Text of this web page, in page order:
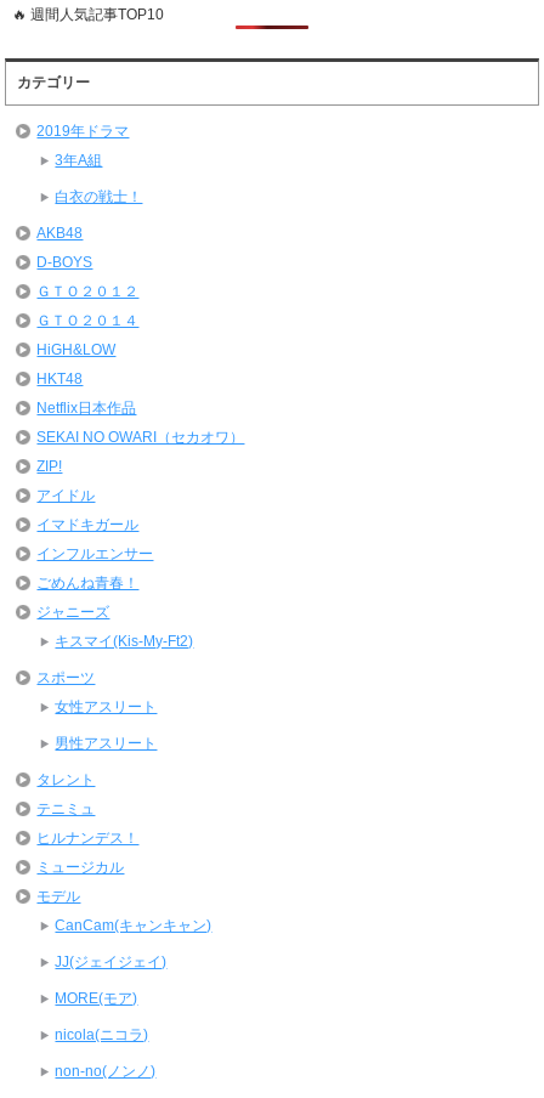
🔥 週間人気記事TOP10
カテゴリー
2019年ドラマ
3年A組
白衣の戦士！
AKB48
D-BOYS
ＧＴＯ２０１２
ＧＴＯ２０１４
HiGH&LOW
HKT48
Netflix日本作品
SEKAI NO OWARI（セカオワ）
ZIP!
アイドル
イマドキガール
インフルエンサー
ごめんね青春！
ジャニーズ
キスマイ(Kis-My-Ft2)
スポーツ
女性アスリート
男性アスリート
タレント
テニミュ
ヒルナンデス！
ミュージカル
モデル
CanCam(キャンキャン)
JJ(ジェイジェイ)
MORE(モア)
nicola(ニコラ)
non-no(ノンノ)